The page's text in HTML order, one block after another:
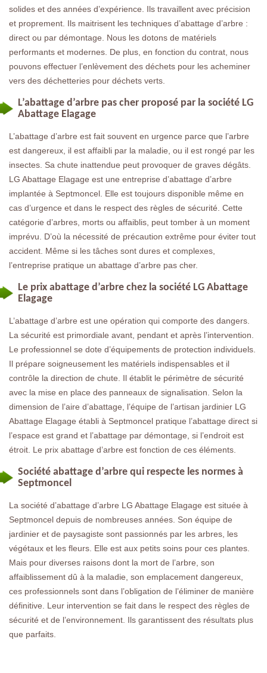
solides et des années d’expérience. Ils travaillent avec précision
et proprement. Ils maitrisent les techniques d’abattage d’arbre :
direct ou par démontage. Nous les dotons de matériels
performants et modernes. De plus, en fonction du contrat, nous
pouvons effectuer l’enlèvement des déchets pour les acheminer
vers des déchetteries pour déchets verts.
L’abattage d’arbre pas cher proposé par la société LG
Abattage Elagage
L’abattage d’arbre est fait souvent en urgence parce que l’arbre
est dangereux, il est affaibli par la maladie, ou il est rongé par les
insectes. Sa chute inattendue peut provoquer de graves dégâts.
LG Abattage Elagage est une entreprise d’abattage d’arbre
implantée à Septmoncel. Elle est toujours disponible même en
cas d’urgence et dans le respect des règles de sécurité. Cette
catégorie d’arbres, morts ou affaiblis, peut tomber à un moment
imprévu. D’où la nécessité de précaution extrême pour éviter tout
accident. Même si les tâches sont dures et complexes,
l’entreprise pratique un abattage d’arbre pas cher.
Le prix abattage d’arbre chez la société LG Abattage
Elagage
L’abattage d’arbre est une opération qui comporte des dangers.
La sécurité est primordiale avant, pendant et après l’intervention.
Le professionnel se dote d’équipements de protection individuels.
Il prépare soigneusement les matériels indispensables et il
contrôle la direction de chute. Il établit le périmètre de sécurité
avec la mise en place des panneaux de signalisation. Selon la
dimension de l’aire d’abattage, l’équipe de l’artisan jardinier LG
Abattage Elagage établi à Septmoncel pratique l’abattage direct si
l’espace est grand et l’abattage par démontage, si l’endroit est
étroit. Le prix abattage d’arbre est fonction de ces éléments.
Société abattage d’arbre qui respecte les normes à
Septmoncel
La société d’abattage d’arbre LG Abattage Elagage est située à
Septmoncel depuis de nombreuses années. Son équipe de
jardinier et de paysagiste sont passionnés par les arbres, les
végétaux et les fleurs. Elle est aux petits soins pour ces plantes.
Mais pour diverses raisons dont la mort de l’arbre, son
affaiblissement dû à la maladie, son emplacement dangereux,
ces professionnels sont dans l’obligation de l’éliminer de manière
définitive. Leur intervention se fait dans le respect des règles de
sécurité et de l’environnement. Ils garantissent des résultats plus
que parfaits.